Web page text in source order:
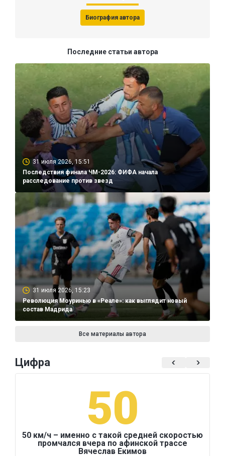
Биография автора
Последние статьи автора
31 июля 2026, 15:51
Последствия финала ЧМ-2026: ФИФА начала
расследование против звезд
31 июля 2026, 15:23
Революция Моуринью в «Реале»: как выглядит новый
состав Мадрида
Все материалы автора
Цифра
50
50 км/ч – именно с такой средней скоростью
промчался вчера по афинской трассе
Вячеслав Екимов